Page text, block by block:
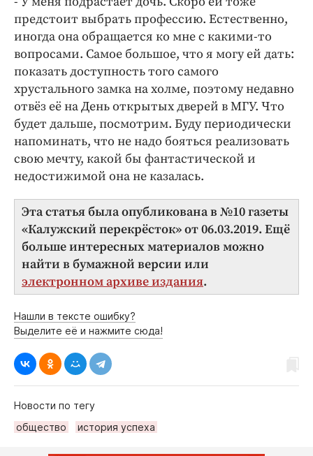
предстоит выбрать профессию. Естественно,
иногда она обращается ко мне с какими-то
вопросами. Самое большое, что я могу ей дать:
показать доступность того самого
хрустального замка на холме, поэтому недавно
отвёз её на День открытых дверей в МГУ. Что
будет дальше, посмотрим. Буду периодически
напоминать, что не надо бояться реализовать
свою мечту, какой бы фантастической и
недостижимой она не казалась.
Эта статья была опубликована в №10 газеты
«Калужский перекрёсток» от 06.03.2019. Ещё
больше интересных материалов можно
найти в бумажной версии или
электронном архиве издания.
Нашли в тексте ошибку?
Выделите её и нажмите сюда!
Новости по тегу
общество
история успеха